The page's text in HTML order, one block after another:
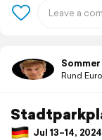
Rund
Jul 13–14,